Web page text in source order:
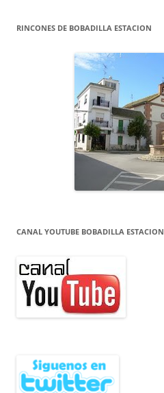
RINCONES DE BOBADILLA ESTACION
CANAL YOUTUBE BOBADILLA ESTACION